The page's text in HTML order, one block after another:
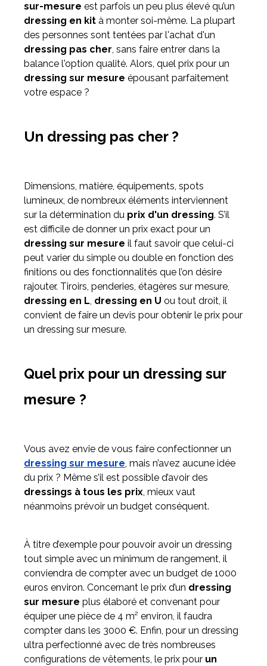
Inspirez-vous du catalogue
Personnalisez nos modèles pour créer le meuble qui vous
ressemble.
Meuble d'angle
sur-mesure est parfois un peu plus élevé qu’un
dressing en kit à monter soi-même. La plupart
des personnes sont tentées par l'achat d'un
dressing pas cher, sans faire entrer dans la
balance l'option qualité. Alors, quel prix pour un
dressing sur mesure épousant parfaitement
votre espace ?
Un dressing pas cher ?
Dimensions, matière, équipements, spots
lumineux, de nombreux éléments interviennent
sur la détermination du prix d'un dressing. S’il
est difficile de donner un prix exact pour un
dressing sur mesure il faut savoir que celui-ci
peut varier du simple ou double en fonction des
finitions ou des fonctionnalités que l’on désire
rajouter. Tiroirs, penderies, étagères sur mesure,
dressing en L, dressing en U ou tout droit, il
convient de faire un devis pour obtenir le prix pour
un dressing sur mesure.
Quel prix pour un dressing sur
mesure ?
Vous avez envie de vous faire confectionner un
dressing sur mesure, mais n’avez aucune idée
du prix ? Même s’il est possible d’avoir des
dressings à tous les prix, mieux vaut
néanmoins prévoir un budget conséquent.
À titre d’exemple pour pouvoir avoir un dressing
tout simple avec un minimum de rangement, il
conviendra de compter avec un budget de 1000
euros environ. Concernant le prix d’un dressing
sur mesure plus élaboré et convenant pour
équiper une pièce de 4 m² environ, il faudra
compter dans les 3000 €. Enfin, pour un dressing
ultra perfectionné avec de très nombreuses
configurations de vêtements, le prix pour un